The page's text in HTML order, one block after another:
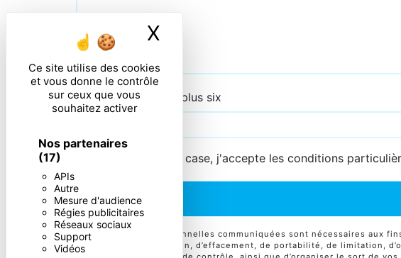
Ce site utilise des cookies
et vous donne le contrôle
sur ceux que vous
souhaitez activer
Nos partenaires
(17)
APIs
Autre
Mesure d'audience
Régies publicitaires
Réseaux sociaux
Support
Vidéos
X
Combien font trois plus six
En cochant cette case, j'accepte les conditions
** Les données personnelles communiquées sont nécessaires aux
d’accès, de rectification, d’effacement, de portabilité, de limitation,